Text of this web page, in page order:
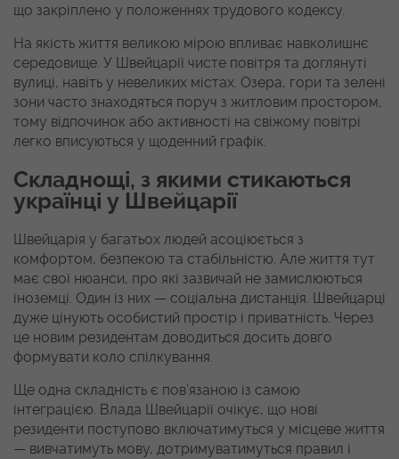
що закріплено у положеннях трудового кодексу.
На якість життя великою мірою впливає навколишнє
середовище. У Швейцарії чисте повітря та доглянуті
вулиці, навіть у невеликих містах. Озера, гори та зелені
зони часто знаходяться поруч з житловим простором,
тому відпочинок або активності на свіжому повітрі
легко вписуються у щоденний графік.
Складнощі, з якими стикаються
українці у Швейцарії
Швейцарія у багатьох людей асоціюється з
комфортом, безпекою та стабільністю. Але життя тут
має свої нюанси, про які зазвичай не замислюються
іноземці. Один із них — соціальна дистанція. Швейцарці
дуже цінують особистий простір і приватність. Через
це новим резидентам доводиться досить довго
формувати коло спілкування.
Ще одна складність є пов’язаною із самою
інтеграцією. Влада Швейцарії очікує, що нові
резиденти поступово включатимуться у місцеве життя
— вивчатимуть мову, дотримуватимуться правил і